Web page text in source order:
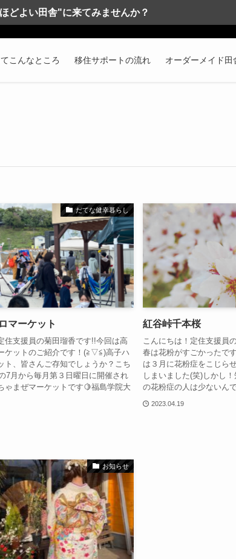
どよい田舎"に来てみませんか？
こんなところ 移住サポートの流れ オーダーメイド田
だてな健幸暮らし
マーケット
住支援員の菊田瑠香です!!今回は高
ケットのご紹介です！(≧▽≦)高子ハ
ト、皆さんご存知でしょうか？こち
7月から毎月第３日曜日に開催され
ゃまぜマーケットです🍋福島学院大
紅谷峠千本桜
こんにちは！定住支援員
春は花粉がすごかったで
は３月に花粉症をこじら
しまいました(笑)しかし
の花粉症の人は少ないん
2023.04.19
お知らせ